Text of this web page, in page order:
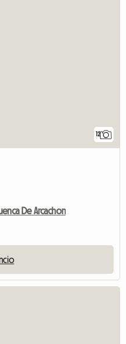
12
De Arcachon